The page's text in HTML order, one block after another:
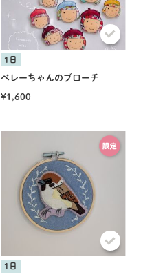
1日
ベレーちゃんのブローチ
¥1,600
1日